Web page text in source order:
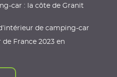
car : la côte de Granit
de camping-car
France 2023 en